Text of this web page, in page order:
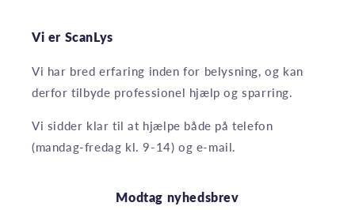
Vi er ScanLys
Vi har bred erfaring inden for belysning, og kan
derfor tilbyde professionel hjælp og sparring.
Vi sidder klar til at hjælpe både på telefon
(mandag-fredag kl. 9-14) og e-mail.
Modtag nyhedsbrev